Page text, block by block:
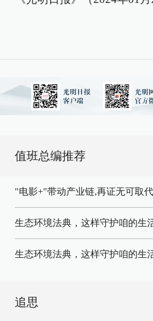
值班总编推荐
"电影+"带动产业链,再证无可取代
生态环境法典，这样守护咱的生
生态环境法典，这样守护咱的生
追思